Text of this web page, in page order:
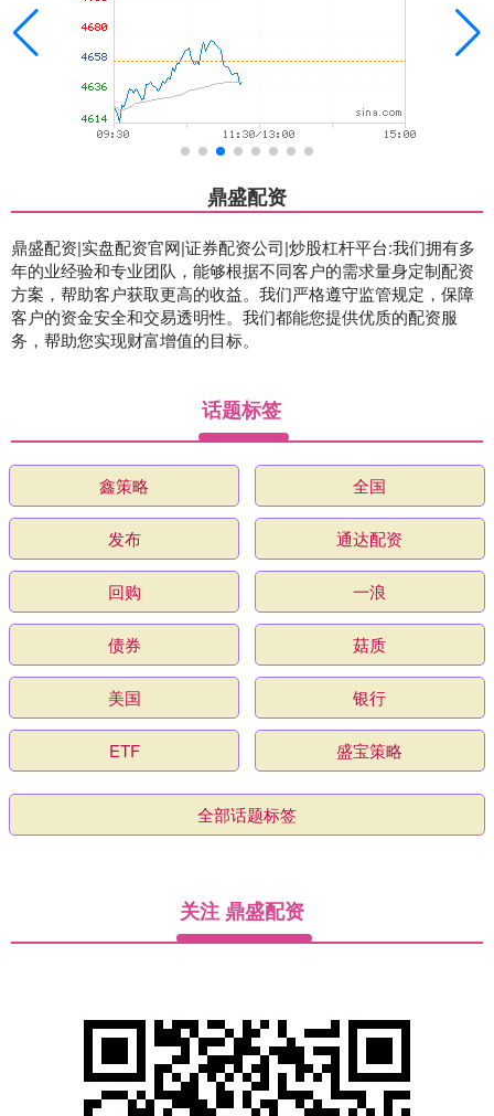
鼎盛配资
鼎盛配资|实盘配资官网|证券配资公司|炒股杠杆平台:我们拥有多
年的业经验和专业团队，能够根据不同客户的需求量身定制配资
方案，帮助客户获取更高的收益。我们严格遵守监管规定，保障
客户的资金安全和交易透明性。我们都能您提供优质的配资服
务，帮助您实现财富增值的目标。
话题标签
鑫策略 全国
发布 通达配资
回购 一浪
债券 菇质
美国 银行
ETF 盛宝策略
全部话题标签
关注 鼎盛配资